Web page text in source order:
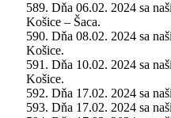
589. Dňa 06.02. 2024 sa
Košice – Šaca.
590. Dňa 08.02. 2024 sa
Košice.
591. Dňa 10.02. 2024 sa
Košice.
592. Dňa 17.02. 2024 sa
593. Dňa 17.02. 2024 sa